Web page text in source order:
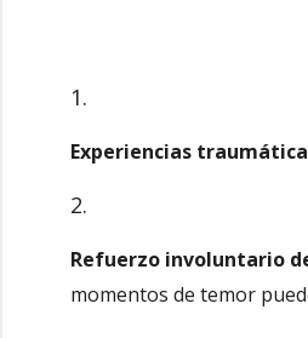
Experiencias
Refuerzo involuntario
momentos de temor